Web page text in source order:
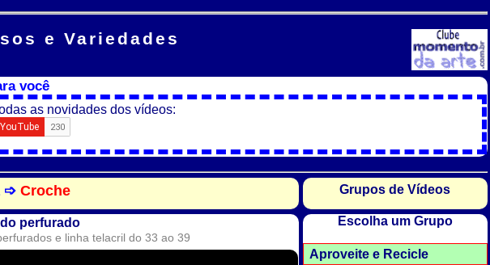
e Variedades
você
as novidades dos vídeos:
➩Croche
perfurado
e linha telacril do 33 ao 39
Grupos de Vídeos
Escolha um Grupo
Aproveite e Recicle